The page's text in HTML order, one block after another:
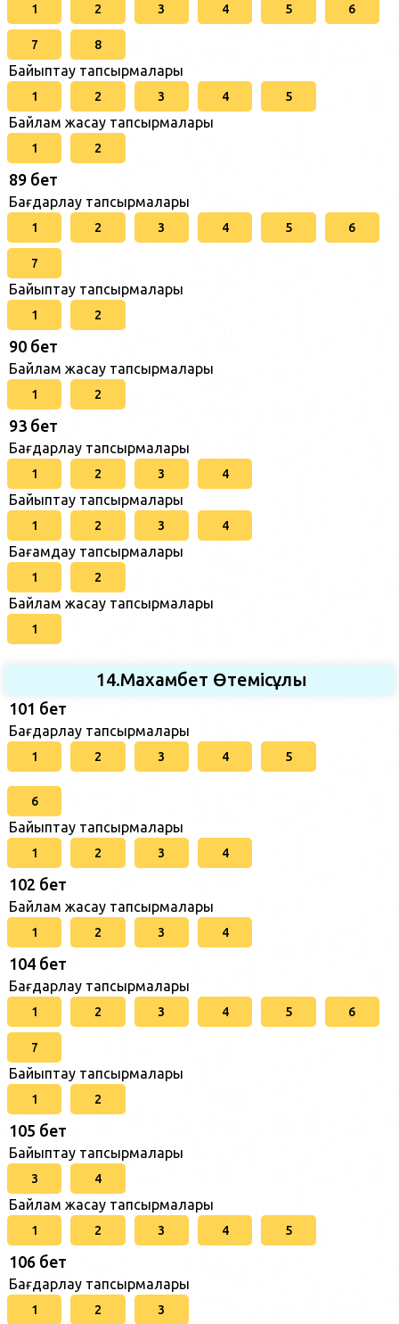
1 2 3 4 5 6
7 8
Байыптау тапсырмалары
1 2 3 4 5
Байлам жасау тапсырмалары
1 2
89 бет
Бағдарлау тапсырмалары
1 2 3 4 5 6
7
Байыптау тапсырмалары
1 2
90 бет
Байлам жасау тапсырмалары
1 2
93 бет
Бағдарлау тапсырмалары
1 2 3 4
Байыптау тапсырмалары
1 2 3 4
Бағамдау тапсырмалары
1 2
Байлам жасау тапсырмалары
1
14.Махамбет Өтемісұлы
101 бет
Бағдарлау тапсырмалары
1 2 3 4 5
6
Байыптау тапсырмалары
1 2 3 4
102 бет
Байлам жасау тапсырмалары
1 2 3 4
104 бет
Бағдарлау тапсырмалары
1 2 3 4 5 6
7
Байыптау тапсырмалары
1 2
105 бет
Байыптау тапсырмалары
3 4
Байлам жасау тапсырмалары
1 2 3 4 5
106 бет
Бағдарлау тапсырмалары
1 2 3